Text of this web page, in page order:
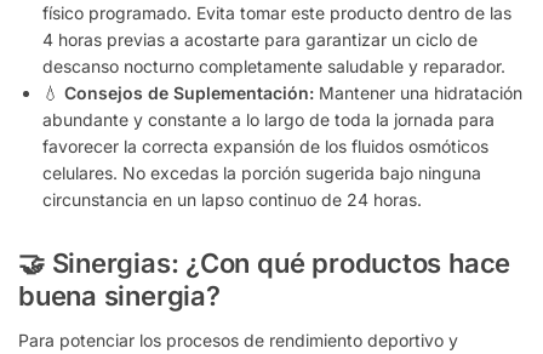
físico programado. Evita tomar este producto dentro de las
4 horas previas a acostarte para garantizar un ciclo de
descanso nocturno completamente saludable y reparador.
💧 Consejos de Suplementación: Mantener una hidratación
abundante y constante a lo largo de toda la jornada para
favorecer la correcta expansión de los fluidos osmóticos
celulares. No excedas la porción sugerida bajo ninguna
circunstancia en un lapso continuo de 24 horas.
🤝 Sinergias: ¿Con qué productos hace
buena sinergia?
Para potenciar los procesos de rendimiento deportivo y